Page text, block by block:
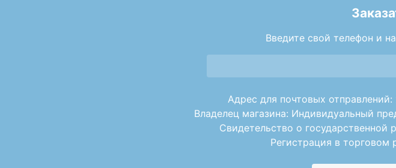
Введите свой телефон и
Адрес для почтовых
Владелец магазина: Индивидуальный
Свидетельство о государственной
Регистрация в торговом